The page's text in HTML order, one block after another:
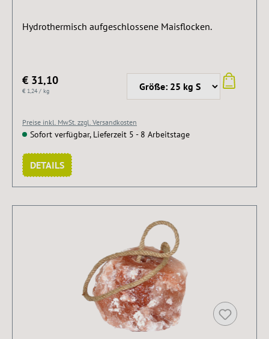
Hydrothermisch aufgeschlossene Maisflocken.
€ 31,10
€ 1,24 / kg
Preise inkl. MwSt. zzgl. Versandkosten
Sofort verfügbar, Lieferzeit 5 - 8 Arbeitstage
DETAILS